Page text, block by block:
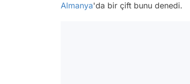
Almanya'da bir çift bunu denedi.